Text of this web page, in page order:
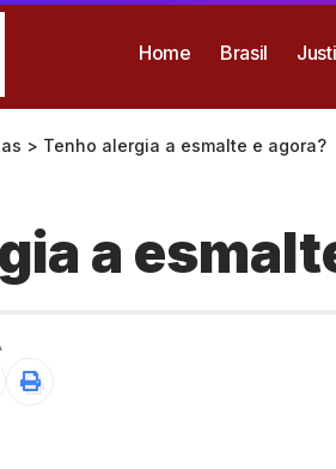
Home Brasil
> Tenho alergia a esmalte e agora?
a